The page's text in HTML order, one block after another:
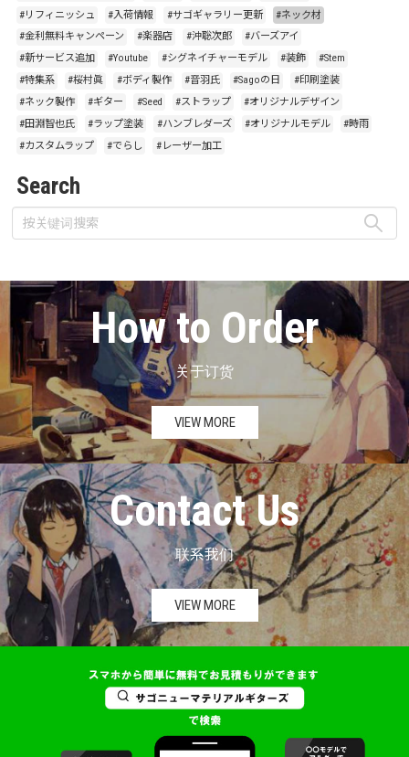
#リフィニッシュ
#入荷情報 #サゴギャラリー更新
#ネック材
#金利無料キャンペーン
#楽器店 #沖聡次郎
#バーズアイ
#新サービス追加
#Youtube #シグネイチャーモデル #装飾
#Stem
#特集系
#桜村眞 #ボディ製作 #音羽氏 #Sagoの日
#印刷塗装
#ネック製作
#ギター #Seed #ストラップ
#オリジナルデザイン
#田淵智也氏
#ラップ塗装 #ハンブレダーズ #オリジナルモデル
#時雨
#カスタムラップ
#でらし #レーザー加工
Search
How to Order
关于订货
VIEW MORE
Contact Us
联系我们
VIEW MORE